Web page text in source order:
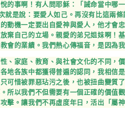
的事啊！有人問耶穌：「誡命當中哪
就是說：要愛人如己。再沒有比這兩
動機一定要出自愛神與愛人，他才會
棄自己的立場。親愛的弟兄姐妹啊！
會的業績。我們熱心傳福音，是因為
、家庭、教育、與社會文化的不同，
地各族中都獲得普遍的認同，我相信
可惜被罪惡玷污之後，也被扭曲變質
所以我們不但需要有一個正確的價值
擊。讓我們不再虛度年日，活出「屬